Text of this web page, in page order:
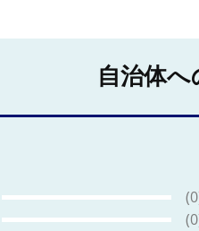
自治体